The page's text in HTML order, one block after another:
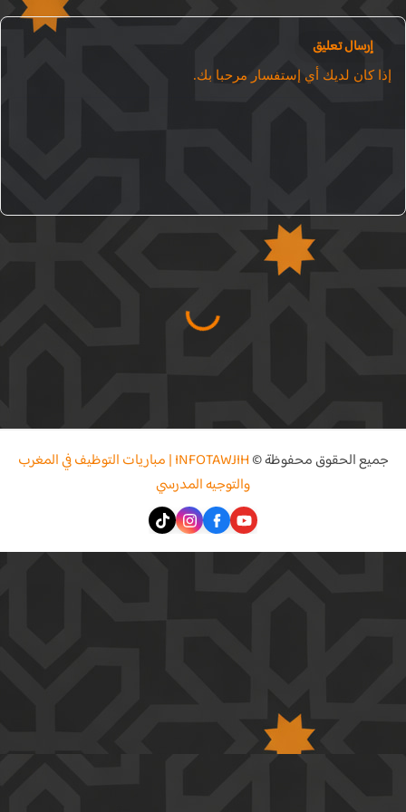
إرسال تعليق
كان لديك أي إستفسار مرحبا بك.
جميع الحقوق محفوظة ©
INFOTAWJIH | مباريات التوظيف في المغرب
والتوجيه المدرسي